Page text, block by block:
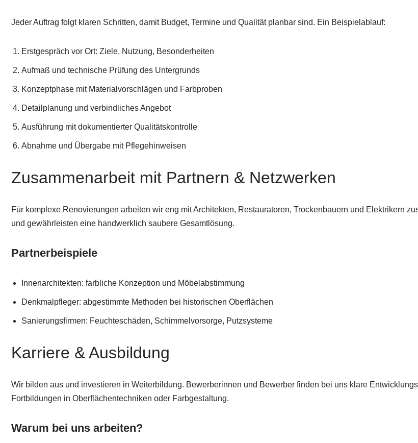
Jeder Auftrag folgt klaren Schritten, damit Budget, Termine und Qualität planbar sind. Ein Beispielablauf:
Erstgespräch vor Ort: Ziele, Nutzung, Besonderheiten
Aufmaß und technische Prüfung des Untergrunds
Konzeptphase mit Materialvorschlägen und Farbproben
Detailplanung und verbindliches Angebot
Ausführung mit dokumentierter Qualitätskontrolle
Abnahme und Übergabe mit Pflegehinweisen
Zusammenarbeit mit Partnern & Netzwerken
Für komplexe Renovierungen arbeiten wir eng mit Architekten, Restauratoren, Trockenbauern und Elektrikern
und gewährleisten eine handwerklich saubere Gesamtlösung.
Partnerbeispiele
Innenarchitekten: farbliche Konzeption und Möbelabstimmung
Denkmalpfleger: abgestimmte Methoden bei historischen Oberflächen
Sanierungsfirmen: Feuchteschäden, Schimmelvorsorge, Putzsysteme
Karriere & Ausbildung
Wir bilden aus und investieren in Weiterbildung. Bewerberinnen und Bewerber finden bei uns klare
Fortbildungen in Oberflächentechniken oder Farbgestaltung.
Warum bei uns arbeiten?